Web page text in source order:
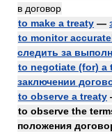
в договор
to make a treaty —
to monitor
следить за
to negotiate (for) a
заключении
to observe a treaty
to observe the
положения